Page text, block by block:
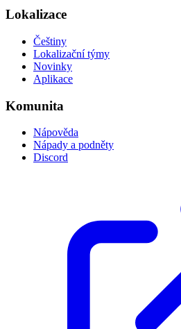
Lokalizace
Češtiny
Lokalizační týmy
Novinky
Aplikace
Komunita
Nápověda
Nápady a podněty
Discord